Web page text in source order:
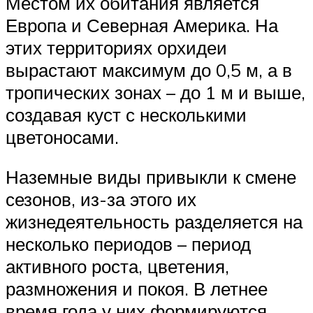
Европа и Северная Америка. На
этих территориях орхидеи
вырастают максимум до 0,5 м, а в
тропических зонах – до 1 м и выше,
создавая куст с несколькими
цветоносами.
Наземные виды привыкли к смене
сезонов, из-за этого их
жизнедеятельность разделяется на
несколько периодов – период
активного роста, цветения,
размножения и покоя. В летнее